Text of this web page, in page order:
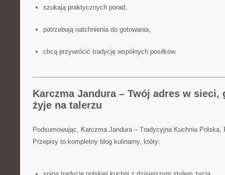
szukają praktycznych porad,
potrzebują natchnienia do gotowania,
chcą przywrócić tradycję wspólnych posiłków.
Karczma Jandura – Twój adres w sieci,
żyje na talerzu
Podsumowując, Karczma Jandura – Tradycyjna Kuchnia Polska,
Przepisy to kompletny blog kulinarny, który: